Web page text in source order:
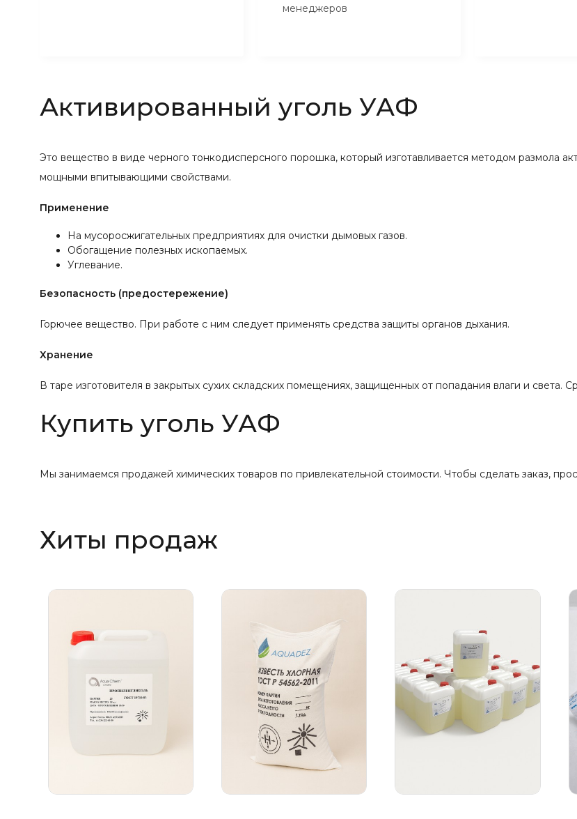
менеджеров
Активированный уголь УАФ
Это вещество в виде черного тонкодисперсного порошка, который изготавливается методом размола
мощными впитывающими свойствами.
Применение
На мусоросжигательных предприятиях для очистки дымовых газов.
Обогащение полезных ископаемых.
Углевание.
Безопасность (предостережение)
Горючее вещество. При работе с ним следует применять средства защиты органов дыхания.
Хранение
В таре изготовителя в закрытых сухих складских помещениях, защищенных от попадания влаги и света.
Купить уголь УАФ
Мы занимаемся продажей химических товаров по привлекательной стоимости. Чтобы сделать заказ,
Хиты продаж